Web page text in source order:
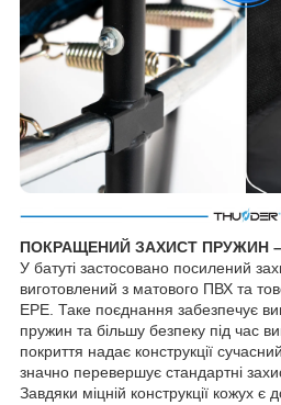
ПОКРАЩЕНИЙ ЗАХИСТ ПРУЖИН
У батуті застосовано посилений
виготовлений з матового ПВХ та
EPE. Таке поєднання забезпечує
пружин та більшу безпеку під час
покриття надає конструкції
значно перевершує стандартні
Завдяки міцній конструкції кожух є